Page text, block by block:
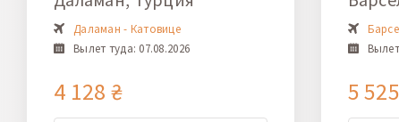
Даламан - Катовице
Вылет туда: 07.08.2026
4 128 ₴ 5